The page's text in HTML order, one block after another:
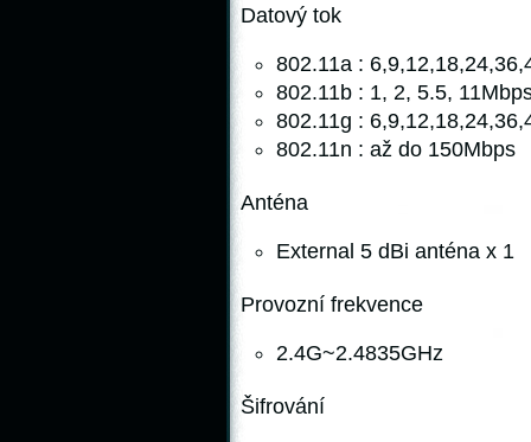
Datový tok
802.11a :
802.11b : 1, 2, 5.5,
802.11g :
802.11n : až do 150Mbps
Anténa
External 5 dBi anténa x 1
Provozní frekvence
2.4G~2.4835GHz
Šifrování